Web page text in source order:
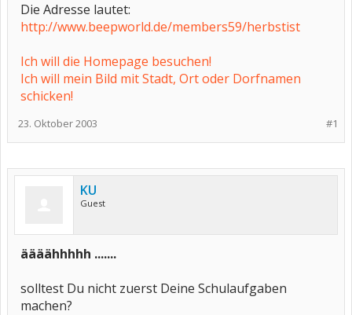
Die Adresse lautet:
http://www.beepworld.de/members59/herbstist
Ich will die Homepage besuchen!
Ich will mein Bild mit Stadt, Ort oder Dorfnamen
schicken!
#1
23. Oktober 2003
KU
Guest
äääähhhhh .......
solltest Du nicht zuerst Deine Schulaufgaben
machen?